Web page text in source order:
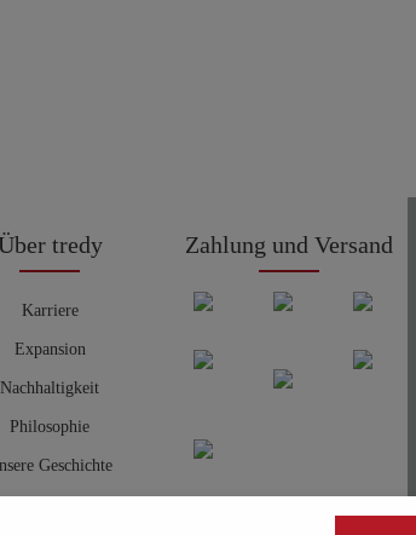
tredy
Karriere
Expansion
Nachhaltigkeit
Philosophie
Geschichte
Zahlung und Versand